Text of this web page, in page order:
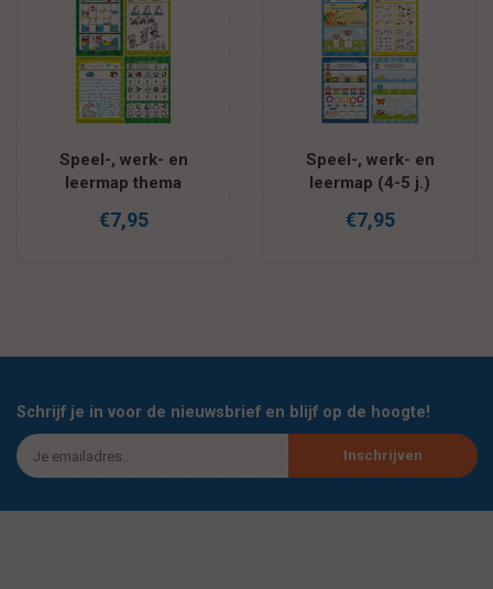
Speel-, werk- en
leermap thema
€7,95
Speel-, werk- en
leermap (4-5 j.)
€7,95
Schrijf je in voor de nieuwsbrief en blijf op de hoogte!
Inschrijven